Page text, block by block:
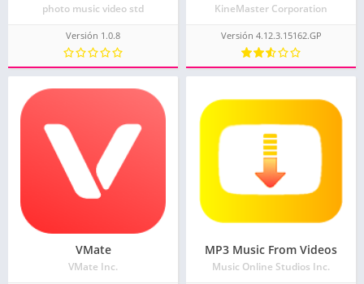
photo music video std
Versión 1.0.8
KineMaster Corporation
Versión 4.12.3.15162.GP
VMate
VMate Inc.
MP3 Music From Videos
Music Online Studios Inc.